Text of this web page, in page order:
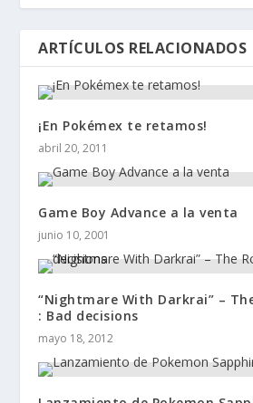
ARTÍCULOS RELACIONADOS
¡En Pokémex te retamos!
abril 20, 2011
Game Boy Advance a la venta
junio 10, 2001
“Nightmare With Darkrai” –
: Bad decisions
mayo 18, 2012